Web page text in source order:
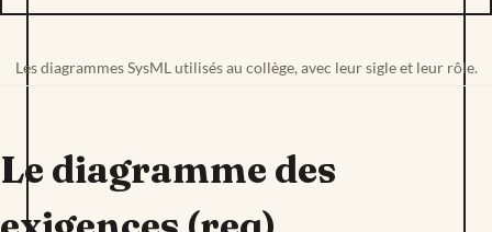
Les diagrammes SysML utilisés au collège, avec leur sigle et leur rôle.
Le diagramme des